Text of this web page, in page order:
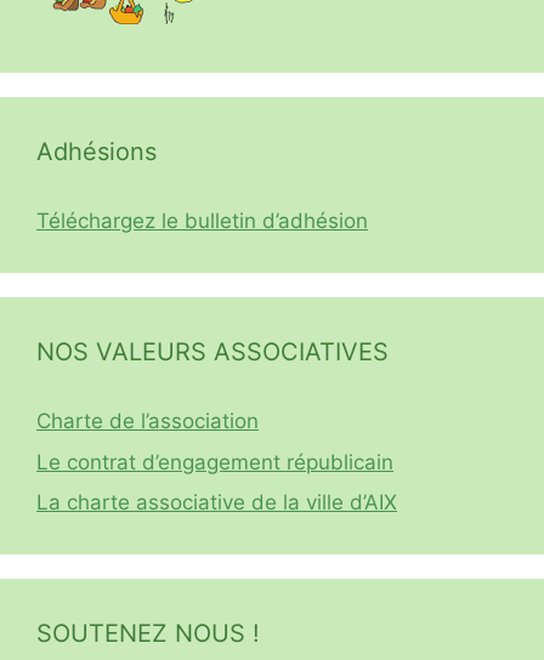
Adhésions
Téléchargez le bulletin d’adhésion
NOS VALEURS ASSOCIATIVES
Charte de l’association
Le contrat d’engagement républicain
La charte associative de la ville d’AIX
SOUTENEZ NOUS !